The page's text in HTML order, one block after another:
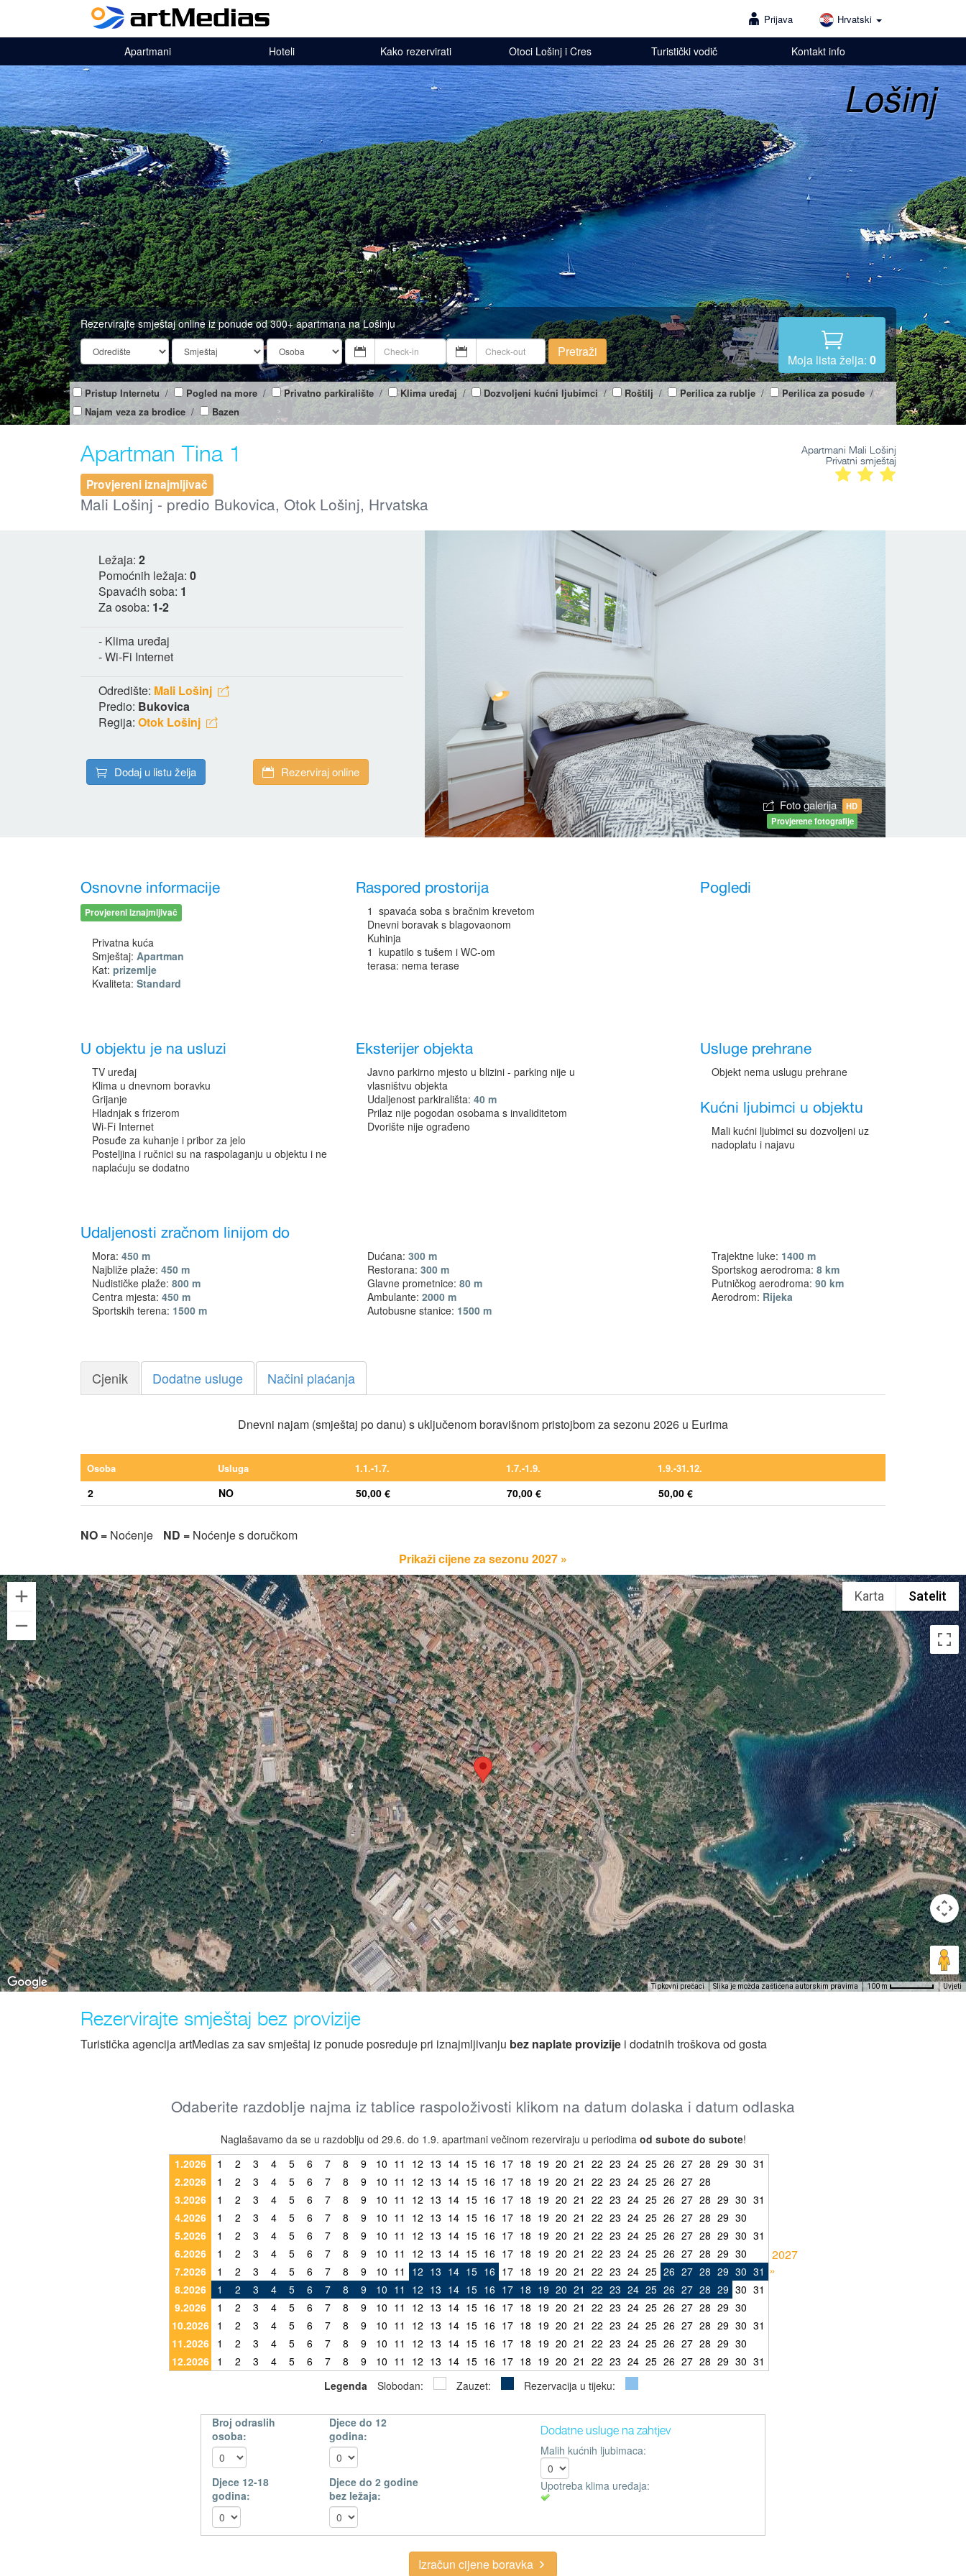
Prijava Hrvatski
Apartmani Hoteli Kako rezervirati Otoci Lošinj i Cres Turistički vodič Kontakt info
Lošinj
Rezervirajte smještaj online iz ponude od 300+ apartmana na Lošinju
Pretraži
Moja lista želja: 0
Pristup Internetu / Pogled na more / Privatno parkiralište / Klima uređaj / Dozvoljeni kućni ljubimci/ Roštilj / Perilica za rublje / Perilica za posuđe/
Najam veza za brodice / Bazen
Apartman Tina 1
Provjereni iznajmljivač
Mali Lošinj - predio Bukovica, Otok Lošinj, Hrvatska
Apartmani Mali Lošinj
Privatni smještaj
Ležaja: 2
Pomoćnih ležaja: 0
Spavaćih soba: 1
Za osoba: 1-2
- Klima uređaj
- Wi-Fi Internet
Odredište: Mali Lošinj
Predio: Bukovica
Regija: Otok Lošinj
Dodaj u listu želja Rezerviraj online
Foto galerija HD
Provjerene fotografije
Osnovne informacije
Provjereni iznajmljivač
Privatna kuća
Smještaj: Apartman
Kat: prizemlje
Kvaliteta: Standard
Raspored prostorija
1 spavaća soba s bračnim krevetom
Dnevni boravak s blagovaonom
Kuhinja
1 kupatilo s tušem i WC-om
terasa: nema terase
Pogledi
U objektu je na usluzi
TV uređaj
Klima u dnevnom boravku
Grijanje
Hladnjak s frizerom
Wi-Fi Internet
Posuđe za kuhanje i pribor za jelo
Posteljina i ručnici su na raspolaganju u objektu i ne
naplaćuju se dodatno
Eksterijer objekta
Javno parkirno mjesto u blizini - parking nije u
vlasništvu objekta
Udaljenost parkirališta:40 m
Prilaz nije pogodan osobama s invaliditetom
Dvorište nije ograđeno
Usluge prehrane
Objekt nema uslugu prehrane
Kućni ljubimci u objektu
Mali kućni ljubimci su dozvoljeni uz
nadoplatu i najavu
Udaljenosti zračnom linijom do
Mora: 450 m
Najbliže plaže: 450 m
Nudističke plaže: 800 m
Centra mjesta: 450 m
Sportskih terena: 1500 m
Dućana:300 m
Restorana:300 m
Glavne prometnice:80 m
Ambulante:2000 m
Autobusne stanice: 1500 m
Trajektne luke: 1400 m
Sportskog aerodroma:8 km
Putničkog aerodroma:90 km
Aerodrom: Rijeka
Cjenik Dodatne usluge Načini plaćanja
Dnevni najam (smještaj po danu) s uključenom boravišnom pristojbom za sezonu 2026 u Eurima
Osoba Usluga 1.1.-1.7. 1.7.-1.9. 1.9.-31.12.
2 NO 50,00 € 70,00 € 50,00 €
NO = Noćenje ND = Noćenje s doručkom
Prikaži cijene za sezonu 2027 »
Karta Satelit
Tipkovni prečaci Slika je možda zaštićena autorskim pravima 100 m Uvjeti
Rezervirajte smještaj bez provizije
Turistička agencija artMedias za sav smještaj iz ponude posreduje pri iznajmljivanju bez naplate provizije i dodatnih troškova od gosta
Odaberite razdoblje najma iz tablice raspoloživosti klikom na datum dolaska i datum odlaska
Naglašavamo da se u razdoblju od 29.6. do 1.9. apartmani večinom rezerviraju u periodima od subote do subote!
1.2026
1 2 3 4 5 6 7 8 9 10 11 12 13 14 15 16 17 18 19 20 21 22 23 24 25 26 27 28 29 30 31
2.2026
1 2 3 4 5 6 7 8 9 10 11 12 13 14 15 16 17 18 19 20 21 22 23 24 25 26 27 28
3.2026
1 2 3 4 5 6 7 8 9 10 11 12 13 14 15 16 17 18 19 20 21 22 23 24 25 26 27 28 29 30 31
4.2026
1 2 3 4 5 6 7 8 9 10 11 12 13 14 15 16 17 18 19 20 21 22 23 24 25 26 27 28 29 30
5.2026
1 2 3 4 5 6 7 8 9 10 11 12 13 14 15 16 17 18 19 20 21 22 23 24 25 26 27 28 29 30 31
6.2026
1 2 3 4 5 6 7 8 9 10 11 12 13 14 15 16 17 18 19 20 21 22 23 24 25 26 27 28 29 30
7.2026
1 2 3 4 5 6 7 8 9 10 11 12 13 14 15 16 17 18 19 20 21 22 23 24 25 26 27 28 29 30 31
8.2026
1 2 3 4 5 6 7 8 9 10 11 12 13 14 15 16 17 18 19 20 21 22 23 24 25 26 27 28 29 30 31
9.2026
1 2 3 4 5 6 7 8 9 10 11 12 13 14 15 16 17 18 19 20 21 22 23 24 25 26 27 28 29 30
10.2026
1 2 3 4 5 6 7 8 9 10 11 12 13 14 15 16 17 18 19 20 21 22 23 24 25 26 27 28 29 30 31
11.2026
1 2 3 4 5 6 7 8 9 10 11 12 13 14 15 16 17 18 19 20 21 22 23 24 25 26 27 28 29 30
12.2026
1 2 3 4 5 6 7 8 9 10 11 12 13 14 15 16 17 18 19 20 21 22 23 24 25 26 27 28 29 30 31
2027
»
Legenda Slobodan: Zauzet: Rezervacija u tijeku:
Broj odraslih
osoba:
Djece 12-18
godina:
Djece do 12
godina:
Djece do 2 godine
bez ležaja:
Dodatne usluge na zahtjev
Malih kućnih ljubimaca:
Upotreba klima uređaja:
Izračun cijene boravka